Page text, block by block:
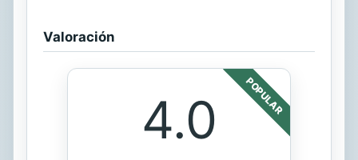
Valoración
POPULAR
4.0